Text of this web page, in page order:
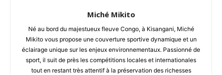
Miché Mikito
Né au bord du majestueux fleuve Congo, à Kisangani, Miché
Mikito vous propose une couverture sportive dynamique et un
éclairage unique sur les enjeux environnementaux. Passionné de
sport, il suit de près les compétitions locales et internationales
tout en restant très attentif à la préservation des richesses